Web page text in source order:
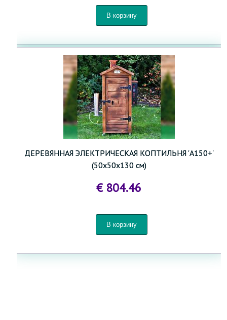
ДЕРЕВЯННАЯ ЭЛЕКТРИЧЕСКАЯ КОПТИЛЬНЯ 'A150+'
(50x50x130 см)
€ 804.46